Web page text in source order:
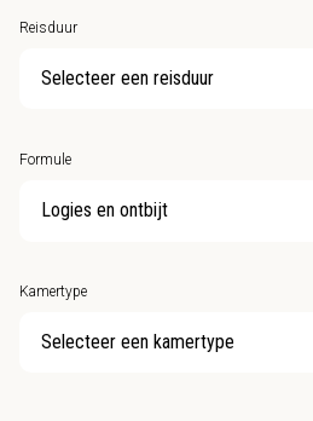
Reisduur
Selecteer een reisduur
Formule
Kamertype
Selecteer een kamertype